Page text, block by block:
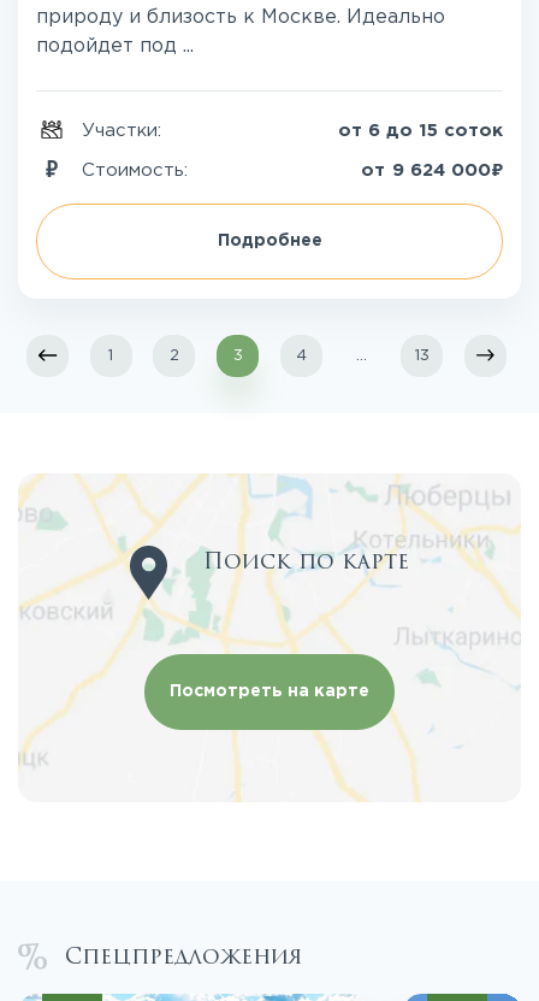
природу и близость к Москве. Идеально
подойдет под ...
Участки: от 6 до 15 соток
Стоимость: от 9 624 000₽
Подробнее
1 2 3 4 13
Поиск по карте
Посмотреть на карте
Спецпредложения